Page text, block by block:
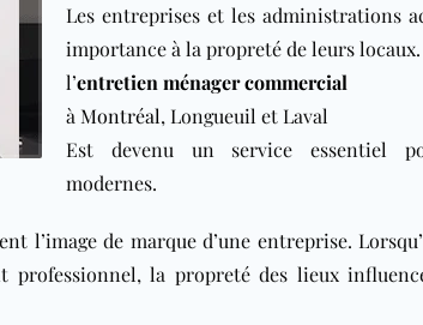
Les entreprises et les administrations
importance à la propreté de leurs locaux.
l’entretien ménager commercial
à Montréal, Longueuil et Laval
Est devenu un service essentiel
modernes.
l’image de marque d’une entreprise.
professionnel, la propreté des lieux